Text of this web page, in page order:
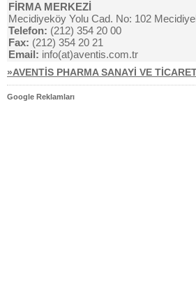
FİRMA MERKEZİ
Mecidiyeköy Yolu Cad. No: 102
Telefon: (212) 354 20 00
Fax: (212) 354 20 21
Email: info(at)aventis.com.tr
»AVENTİS PHARMA SANAYİ VE
Google Reklamları